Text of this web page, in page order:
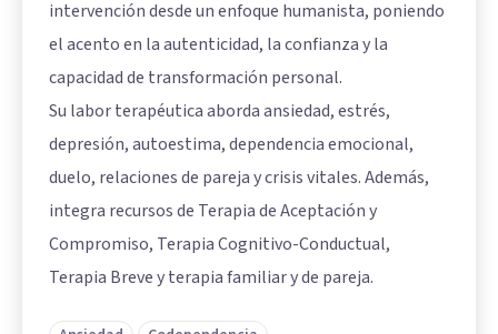
intervención desde un enfoque humanista, poniendo
el acento en la autenticidad, la confianza y la
capacidad de transformación personal.
Su labor terapéutica aborda ansiedad, estrés,
depresión, autoestima, dependencia emocional,
duelo, relaciones de pareja y crisis vitales. Además,
integra recursos de Terapia de Aceptación y
Compromiso, Terapia Cognitivo-Conductual,
Terapia Breve y terapia familiar y de pareja.